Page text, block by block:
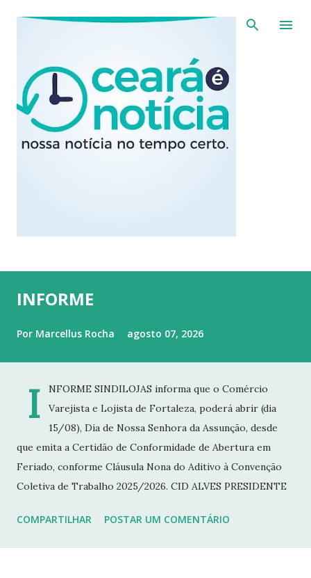
Pular para o conteúdo principal
INFORME
Por Marcellus Rocha agosto 07, 2026
I
NFORME SINDILOJAS informa que o Comércio
Varejista e Lojista de Fortaleza, poderá abrir (dia
15/08), Dia de Nossa Senhora da Assunção, desde
que emita a Certidão de Conformidade de Abertura em
Feriado, conforme Cláusula Nona do Aditivo à Convenção
Coletiva de Trabalho 2025/2026. CID ALVES PRESIDENTE
COMPARTILHAR POSTAR UM COMENTÁRIO